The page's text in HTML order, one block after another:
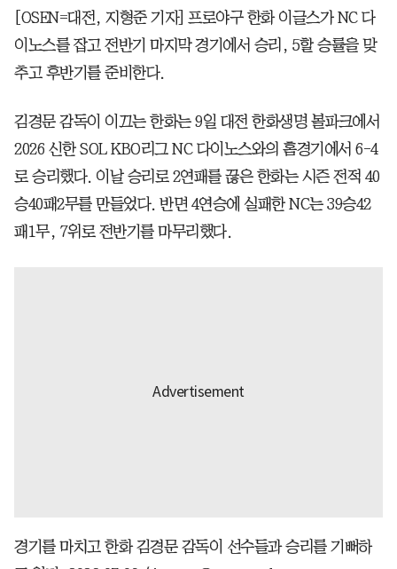
[OSEN=대전, 지형준 기자] 프로야구 한화 이글스가 NC 다
이노스를 잡고 전반기 마지막 경기에서 승리, 5할 승률을 맞
추고 후반기를 준비한다.
김경문 감독이 이끄는 한화는 9일 대전 한화생명 볼파크에서
2026 신한 SOL KBO리그 NC 다이노스와의 홈경기에서 6-4
로 승리했다. 이날 승리로 2연패를 끊은 한화는 시즌 전적 40
승40패2무를 만들었다. 반면 4연승에 실패한 NC는 39승42
패1무, 7위로 전반기를 마무리했다.
경기를 마치고 한화 김경문 감독이 선수들과 승리를 기뻐하